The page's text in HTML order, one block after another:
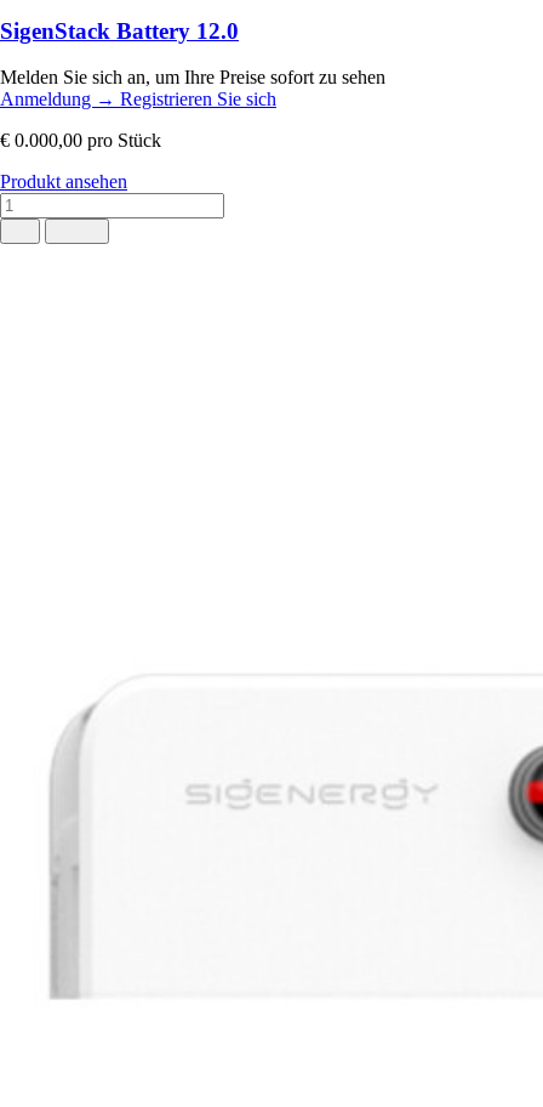
SigenStack Battery 12.0
Melden Sie sich an, um Ihre Preise sofort zu sehen
Anmeldung → Registrieren Sie sich
€ 0.000,00 pro Stück
Produkt ansehen